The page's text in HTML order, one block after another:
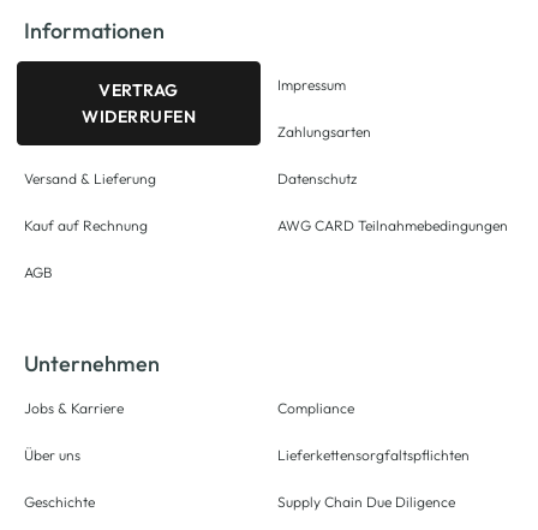
Informationen
VERTRAG
WIDERRUFEN
Versand & Lieferung
Kauf auf Rechnung
AGB
Impressum
Zahlungsarten
Datenschutz
AWG CARD Teilnahmebedingungen
Unternehmen
Jobs & Karriere
Über uns
Geschichte
Compliance
Lieferkettensorgfaltspflichten
Supply Chain Due Diligence